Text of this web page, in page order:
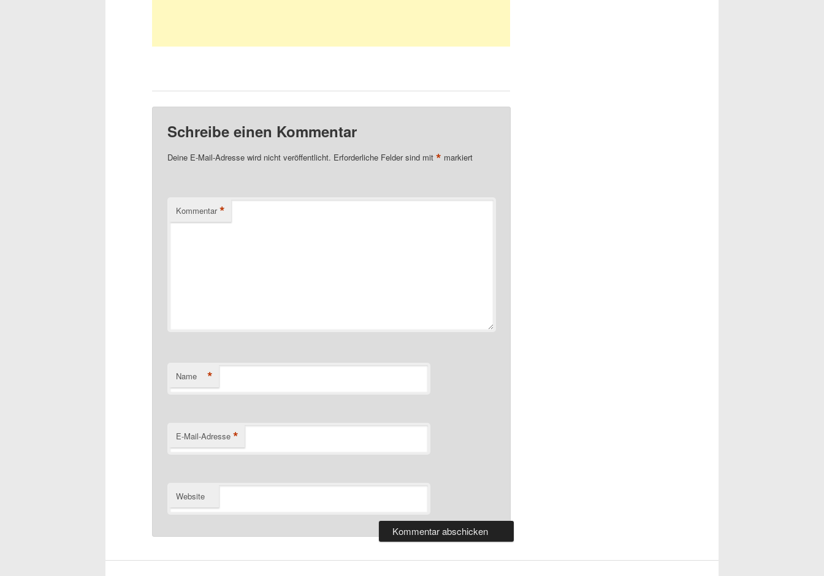
Schreibe einen Kommentar
Deine E-Mail-Adresse wird nicht veröffentlicht. Erforderliche Felder sind mit* markiert
Kommentar *
Name *
E-Mail-Adresse *
Website